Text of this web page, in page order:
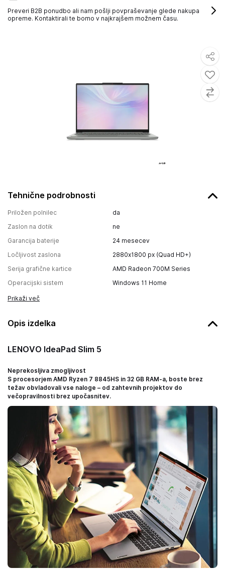
Tehnične podrobnosti
Priložen polnilec
da
Zaslon na dotik
ne
Garancija baterije
24 mesecev
Ločljivost zaslona
2880x1800 px (Quad HD+)
Serija grafične kartice
AMD Radeon 700M Series
Operacijski sistem
Windows 11 Home
Prikaži več
Opis izdelka
LENOVO IdeaPad Slim 5
Neprekosljiva zmogljivost
S procesorjem AMD Ryzen 7 8845HS in 32 GB RAM-a, boste brez
težav obvladovali vse naloge – od zahtevnih projektov do
večopravilnosti brez upočasnitev.
Preveri B2B ponudbo ali nam pošlji povpraševanje glede nakupa
opreme. Kontaktirali te bomo v najkrajšem možnem času.